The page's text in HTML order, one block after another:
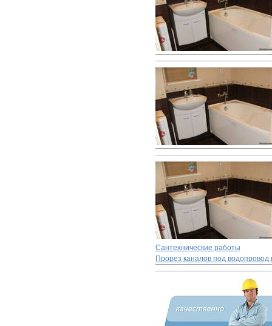
Сантехнические работы
Прорез каналов под водопровод